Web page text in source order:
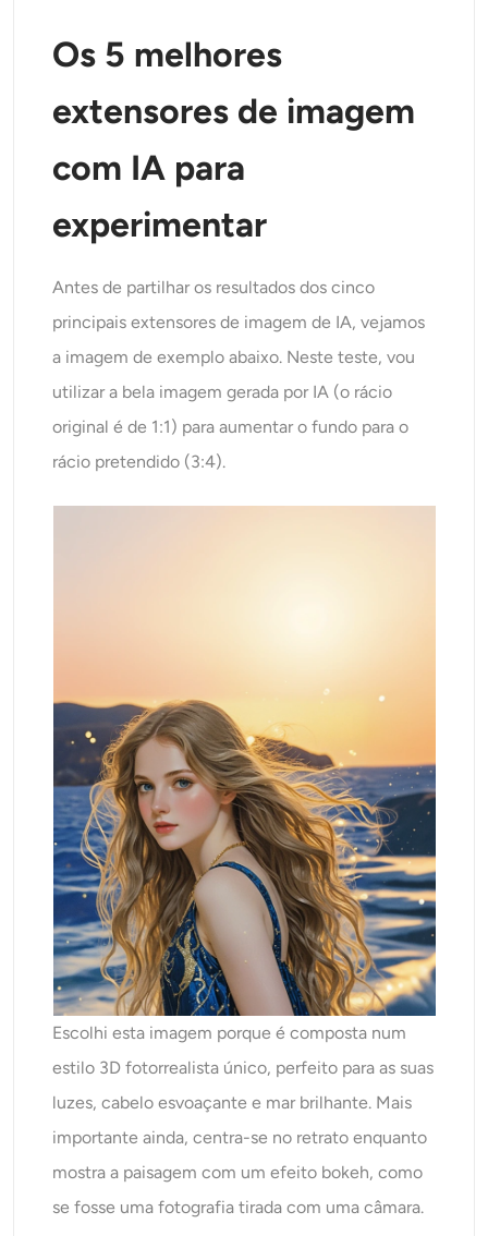
Os 5 melhores
extensores de imagem
com IA para
experimentar
Antes de partilhar os resultados dos cinco
principais extensores de imagem de IA, vejamos
a imagem de exemplo abaixo. Neste teste, vou
utilizar a bela imagem gerada por IA (o rácio
original é de 1:1) para aumentar o fundo para o
rácio pretendido (3:4).
Escolhi esta imagem porque é composta num
estilo 3D fotorrealista único, perfeito para as suas
luzes, cabelo esvoaçante e mar brilhante. Mais
importante ainda, centra-se no retrato enquanto
mostra a paisagem com um efeito bokeh, como
se fosse uma fotografia tirada com uma câmara.